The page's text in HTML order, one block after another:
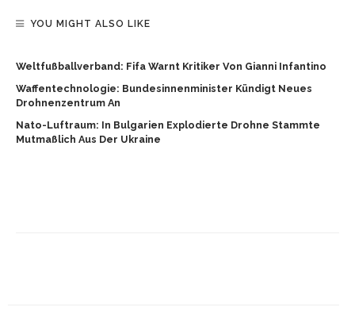
YOU MIGHT ALSO LIKE
Weltfußballverband: Fifa Warnt Kritiker Von Gianni Infantino
Waffentechnologie: Bundesinnenminister Kündigt Neues
Drohnenzentrum An
Nato-Luftraum: In Bulgarien Explodierte Drohne Stammte
Mutmaßlich Aus Der Ukraine